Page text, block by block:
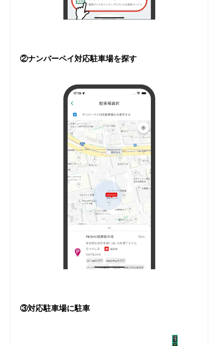
②ナンバーペイ対応駐車場を探す
③対応駐車場に駐車